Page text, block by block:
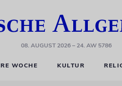
08. AUGUST 2026– 24. AW 5786
WOCHE KULTUR